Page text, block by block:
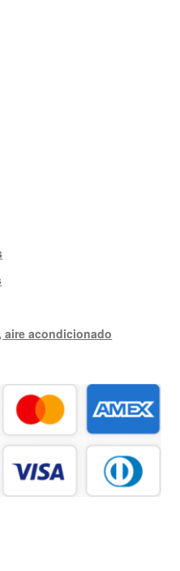
aire acondicionado